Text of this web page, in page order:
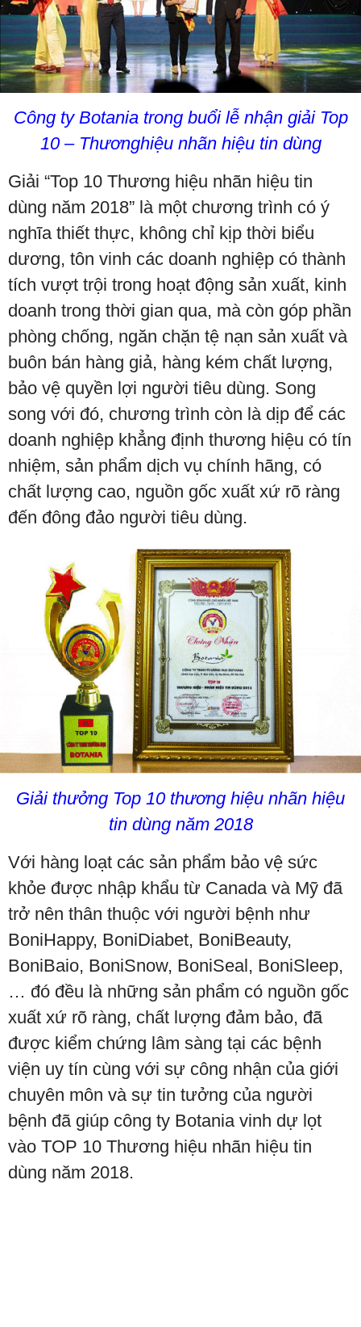
Công ty Botania trong buổi lễ nhận giải Top
10 – Thươnghiệu nhãn hiệu tin dùng
Giải “Top 10 Thương hiệu nhãn hiệu tin
dùng năm 2018” là một chương trình có ý
nghĩa thiết thực, không chỉ kịp thời biểu
dương, tôn vinh các doanh nghiệp có thành
tích vượt trội trong hoạt động sản xuất, kinh
doanh trong thời gian qua, mà còn góp phần
phòng chống, ngăn chặn tệ nạn sản xuất và
buôn bán hàng giả, hàng kém chất lượng,
bảo vệ quyền lợi người tiêu dùng. Song
song với đó, chương trình còn là dịp để các
doanh nghiệp khẳng định thương hiệu có tín
nhiệm, sản phẩm dịch vụ chính hãng, có
chất lượng cao, nguồn gốc xuất xứ rõ ràng
đến đông đảo người tiêu dùng.
Giải thưởng Top 10 thương hiệu nhãn hiệu
tin dùng năm 2018
Với hàng loạt các sản phẩm bảo vệ sức
khỏe được nhập khẩu từ Canada và Mỹ đã
trở nên thân thuộc với người bệnh như
BoniHappy, BoniDiabet, BoniBeauty,
BoniBaio, BoniSnow, BoniSeal, BoniSleep,
… đó đều là những sản phẩm có nguồn gốc
xuất xứ rõ ràng, chất lượng đảm bảo, đã
được kiểm chứng lâm sàng tại các bệnh
viện uy tín cùng với sự công nhận của giới
chuyên môn và sự tin tưởng của người
bệnh đã giúp công ty Botania vinh dự lọt
vào TOP 10 Thương hiệu nhãn hiệu tin
dùng năm 2018.